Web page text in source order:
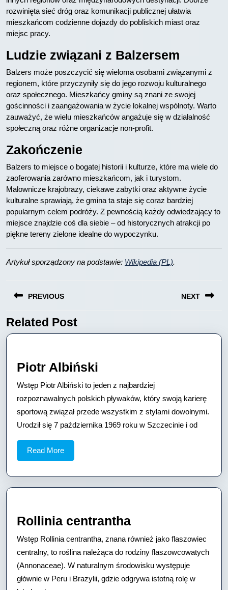
rozwinięta sieć dróg oraz komunikacji publicznej ułatwia
mieszkańcom codzienne dojazdy do pobliskich miast oraz
miejsc pracy.
Ludzie związani z Balzersem
Balzers może poszczycić się wieloma osobami związanymi z
regionem, które przyczyniły się do jego rozwoju kulturalnego
oraz społecznego. Mieszkańcy gminy są znani ze swojej
gościnności i zaangażowania w życie lokalnej wspólnoty. Warto
zauważyć, że wielu mieszkańców angażuje się w działalność
społeczną oraz różne organizacje non-profit.
Zakończenie
Balzers to miejsce o bogatej historii i kulturze, które ma wiele do
zaoferowania zarówno mieszkańcom, jak i turystom.
Malownicze krajobrazy, ciekawe zabytki oraz aktywne życie
kulturalne sprawiają, że gmina ta staje się coraz bardziej
popularnym celem podróży. Z pewnością każdy odwiedzający to
miejsce znajdzie coś dla siebie – od historycznych atrakcji po
piękne tereny zielone idealne do wypoczynku.
Artykuł sporządzony na podstawie: Wikipedia (PL).
wpisuPREVIOUS
Previous
post:
NEXT
post:
Related Post
Piotr Albiński
Albiński
Wstęp Piotr Albiński to jeden z najbardziej
rozpoznawalnych polskich pływaków, który swoją karierę
sportową związał przede wszystkim z stylami dowolnymi.
Urodził się 7 października 1969 roku w Szczecinie i od
Read MoreRead
More
Rollinia centranthaRollinia
centrantha
Wstęp Rollinia centrantha, znana również jako flaszowiec
centralny, to roślina należąca do rodziny flaszowcowatych
(Annonaceae). W naturalnym środowisku występuje
głównie w Peru i Brazylii, gdzie odgrywa istotną rolę w